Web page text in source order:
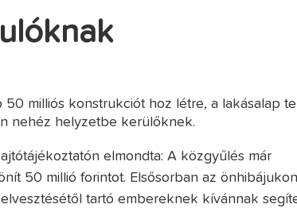
milliós konstrukciót hoz létre, a lakásalap
nehéz helyzetbe kerülőknek.
elmondta: A közgyűlés már
50 millió forintot. Elsősorban az
tartó embereknek kívánnak